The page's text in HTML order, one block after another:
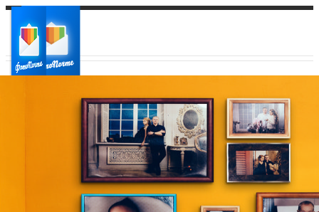
Ваш регион доставки
Выберите из списка: